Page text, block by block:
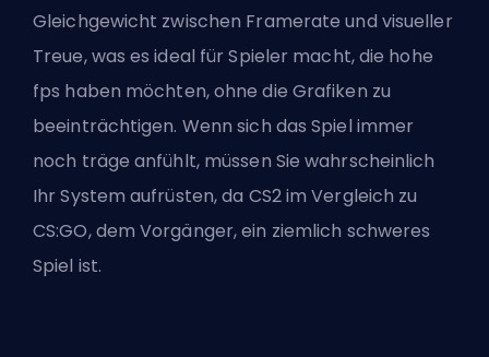
Gleichgewicht zwischen Framerate und visueller
Treue, was es ideal für Spieler macht, die hohe
fps haben möchten, ohne die Grafiken zu
beeinträchtigen. Wenn sich das Spiel immer
noch träge anfühlt, müssen Sie wahrscheinlich
Ihr System aufrüsten, da CS2 im Vergleich zu
CS:GO, dem Vorgänger, ein ziemlich schweres
Spiel ist.